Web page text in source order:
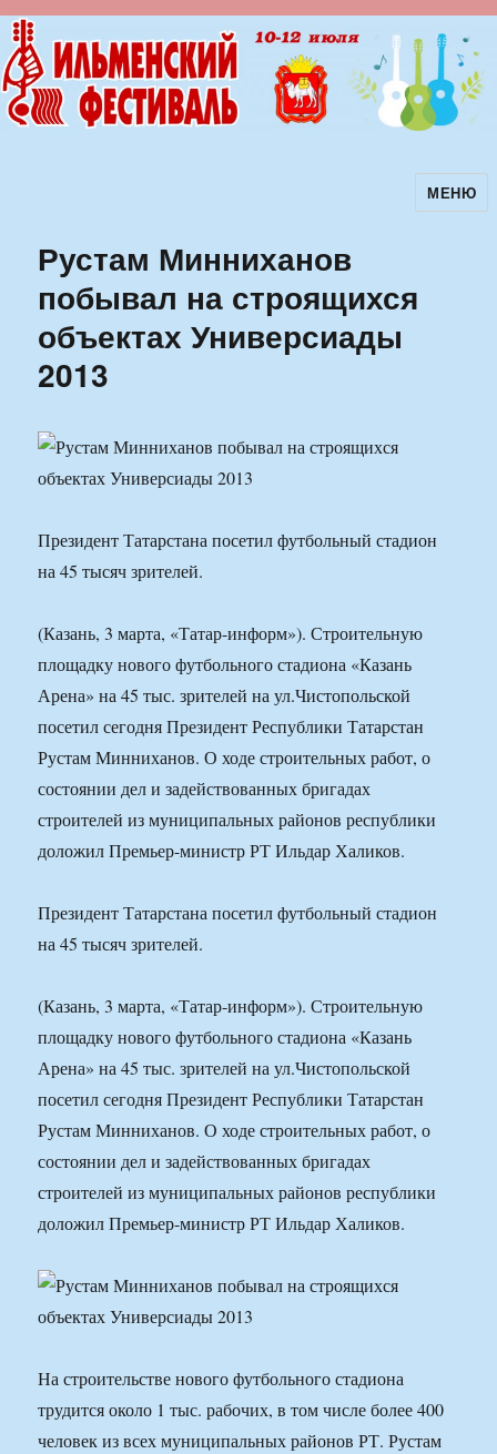
Ильменский фестиваль авторскойМЕНЮ
Рустам Минниханов
побывал на строящихся
объектах Универсиады
2013
Президент Татарстана посетил футбольный стадион
на 45 тысяч зрителей.
(Казань, 3 марта, «Татар-информ»). Строительную
площадку нового футбольного стадиона «Казань
Арена» на 45 тыс. зрителей на ул.Чистопольской
посетил сегодня Президент Республики Татарстан
Рустам Минниханов. О ходе строительных работ, о
состоянии дел и задействованных бригадах
строителей из муниципальных районов республики
доложил Премьер-министр РТ Ильдар Халиков.
Президент Татарстана посетил футбольный стадион
на 45 тысяч зрителей.
(Казань, 3 марта, «Татар-информ»). Строительную
площадку нового футбольного стадиона «Казань
Арена» на 45 тыс. зрителей на ул.Чистопольской
посетил сегодня Президент Республики Татарстан
Рустам Минниханов. О ходе строительных работ, о
состоянии дел и задействованных бригадах
строителей из муниципальных районов республики
доложил Премьер-министр РТ Ильдар Халиков.
На строительстве нового футбольного стадиона
трудится около 1 тыс. рабочих, в том числе более 400
человек из всех муниципальных районов РТ. Рустам